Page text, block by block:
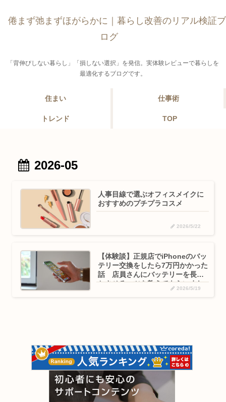
倦まず弛まずほがらかに｜暮らし改善のリアル検証ブ
ログ
「背伸びしない暮らし」「損しない選択」を発信。実体験レビューで暮らしを
最適化するブログです。
住まい 仕事術
トレンド TOP
2026-05
人事目線で選ぶオフィスメイクに
おすすめのプチプラコスメ
2026/5/22
【体験談】正規店でiPhoneのバッ
テリー交換をしたら7万円かかった
話 店員さんにバッテリーを長持
ちさせるコツを教えてもらいまし
2026/5/19